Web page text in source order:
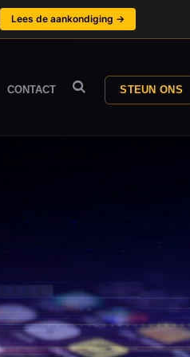
CONTACT STEUN ONS
Lees de aankondiging →